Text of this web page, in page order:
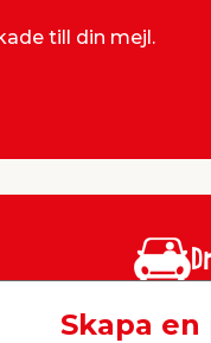
till din mejl.
Skapa